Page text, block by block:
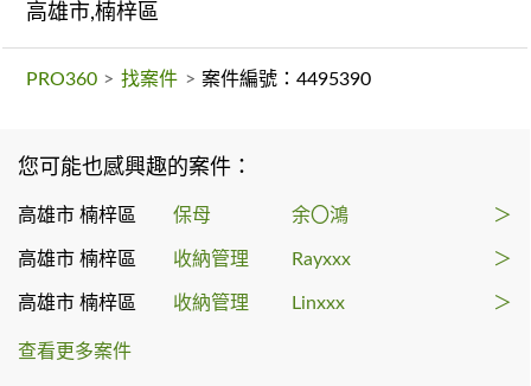
高雄市,楠梓區
PRO360 > 找案件 > 案件編號：4495390
您可能也感興趣的案件：
高雄市 楠梓區 保母 余〇鴻 ＞
高雄市 楠梓區 收納管理 Rayxxx ＞
高雄市 楠梓區 收納管理 Linxxx ＞
查看更多案件